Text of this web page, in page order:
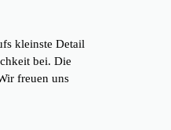
kleinste Detail
bei. Die
freuen uns